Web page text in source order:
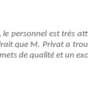
le personnel est très
que M. Privat a
de qualité et un